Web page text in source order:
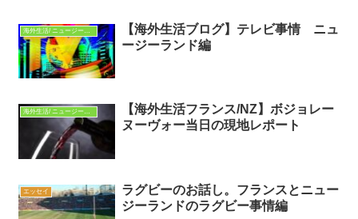
海外生活/ ニュージーランド
【海外生活ブログ】テレビ事情 ニュ
ージーランド編
【海外生活フランス/NZ】ボジョレー
ヌーヴォー当日の現地レポート
エッセイ
ラグビーのお話し。フランスとニュー
ジーランドのラグビー事情編